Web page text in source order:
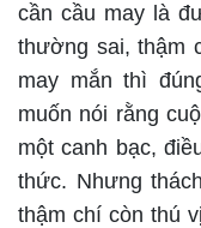
cần cầu may là
thường sai, thậm
may mắn thì
muốn nói rằng
một canh bạc,
thức. Nhưng
thậm chí còn thú